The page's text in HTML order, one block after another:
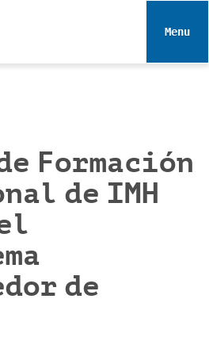
Toggle
Formación
de IMH
de